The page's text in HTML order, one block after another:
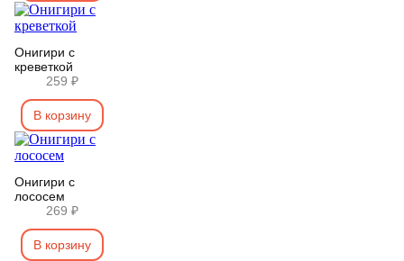
Онигири с
креветкой
259 ₽
В корзину
Онигири с
лососем
269 ₽
В корзину